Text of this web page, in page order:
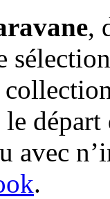
,
avec
.